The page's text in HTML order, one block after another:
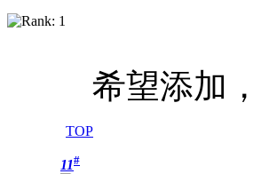
希望添加
TOP
11#